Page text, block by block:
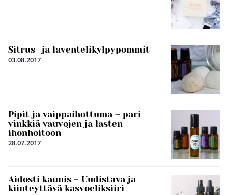
Sitrus- ja laventelikylpypommit
03.08.2017
Pipit ja vaippaihottuma – pari
vinkkiä vauvojen ja lasten
ihonhoitoon
28.07.2017
Aidosti kaunis – Uudistava ja
kiinteyttävä kasvoeliksiiri